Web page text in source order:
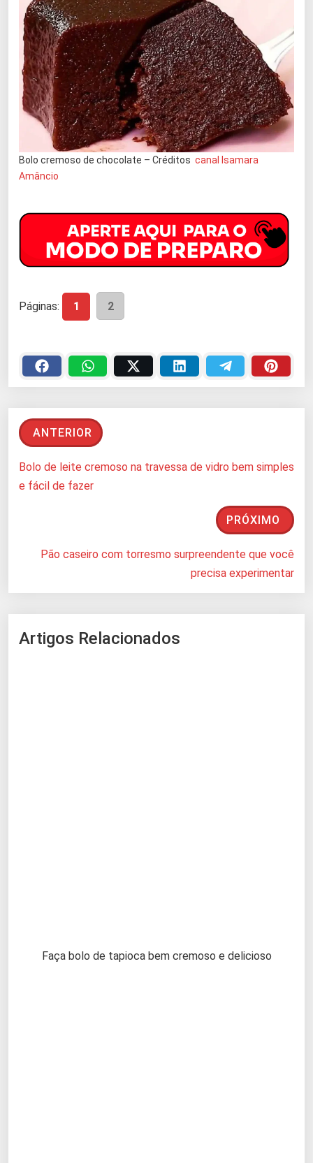
Bolo cremoso de chocolate – Créditos canal Isamara
Amâncio
Páginas: 1 2
ANTERIOR
Bolo de leite cremoso na travessa de vidro bem simples
e fácil de fazer
PRÓXIMO
Pão caseiro com torresmo surpreendente que você
precisa experimentar
Artigos Relacionados
Faça bolo de tapioca bem cremoso e delicioso